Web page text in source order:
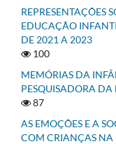
REPRESENTAÇÕES
EDUCAÇÃO
DE 2021 A 2023
100
MEMÓRIAS DA
PESQUISADORA
87
AS EMOÇÕES E A
COM CRIANÇAS NA